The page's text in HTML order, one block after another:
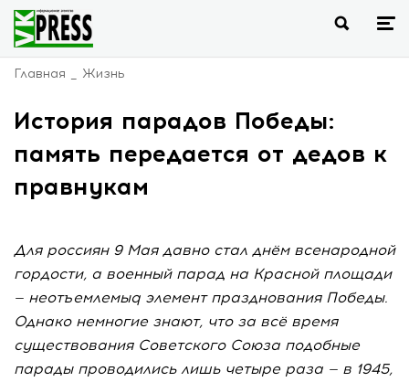
Главная Жизнь
История парадов Победы:
память передается от дедов к
правнукам
Для россиян 9 Мая давно стал днём всенародной
гордости, а военный парад на Красной площади
— неотъемлемыq элемент празднования Победы.
Однако немногие знают, что за всё время
существования Советского Союза подобные
парады проводились лишь четыре раза — в 1945,